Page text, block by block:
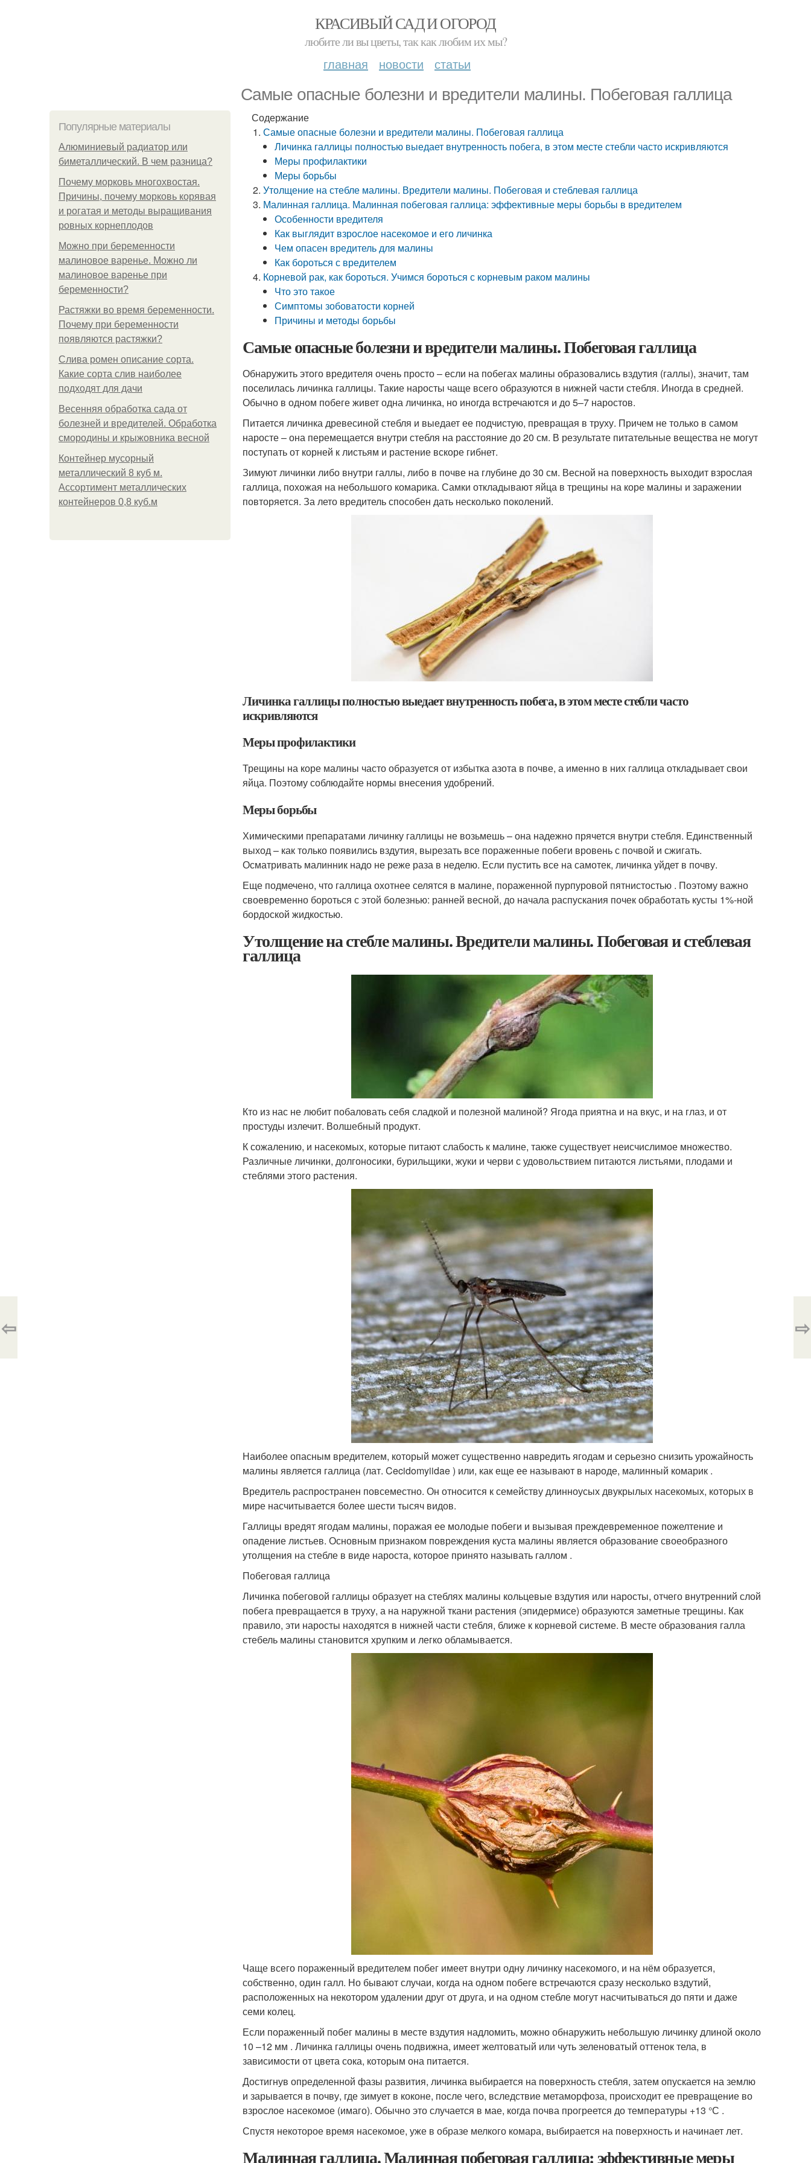
КРАСИВЫЙ САД И ОГОРОД
любите ли вы цветы, так как любим их мы?
главная новости статьи
Самые опасные болезни и вредители малины. Побеговая галлица
Популярные материалы
Алюминиевый радиатор или
биметаллический. В чем разница?
Почему морковь многохвостая.
Причины, почему морковь корявая
и рогатая и методы выращивания
ровных корнеплодов
Можно при беременности
малиновое варенье. Можно ли
малиновое варенье при
беременности?
Растяжки во время беременности.
Почему при беременности
появляются растяжки?
Слива ромен описание сорта.
Какие сорта слив наиболее
подходят для дачи
Весенняя обработка сада от
болезней и вредителей. Обработка
смородины и крыжовника весной
Контейнер мусорный
металлический 8 куб м.
Ассортимент металлических
контейнеров 0,8 куб.м
Содержание
Самые опасные болезни и вредители малины. Побеговая галлица
Личинка галлицы полностью выедает внутренность побега, в этом месте стебли часто искривляются
Меры профилактики
Меры борьбы
Утолщение на стебле малины. Вредители малины. Побеговая и стеблевая галлица
Малинная галлица. Малинная побеговая галлица: эффективные меры борьбы в вредителем
Особенности вредителя
Как выглядит взрослое насекомое и его личинка
Чем опасен вредитель для малины
Как бороться с вредителем
Корневой рак, как бороться. Учимся бороться с корневым раком малины
Что это такое
Симптомы зобоватости корней
Причины и методы борьбы
Самые опасные болезни и вредители малины. Побеговая галлица
Обнаружить этого вредителя очень просто – если на побегах малины образовались вздутия (галлы), значит, там
поселилась личинка галлицы. Такие наросты чаще всего образуются в нижней части стебля. Иногда в средней.
Обычно в одном побеге живет одна личинка, но иногда встречаются и до 5–7 наростов.
Питается личинка древесиной стебля и выедает ее подчистую, превращая в труху. Причем не только в самом
наросте – она перемещается внутри стебля на расстояние до 20 см. В результате питательные вещества не могут
поступать от корней к листьям и растение вскоре гибнет.
Зимуют личинки либо внутри галлы, либо в почве на глубине до 30 см. Весной на поверхность выходит взрослая
галлица, похожая на небольшого комарика. Самки откладывают яйца в трещины на коре малины и заражении
повторяется. За лето вредитель способен дать несколько поколений.
Личинка галлицы полностью выедает внутренность побега, в этом месте стебли часто
искривляются
Меры профилактики
Трещины на коре малины часто образуется от избытка азота в почве, а именно в них галлица откладывает свои
яйца. Поэтому соблюдайте нормы внесения удобрений.
Меры борьбы
Химическими препаратами личинку галлицы не возьмешь – она надежно прячется внутри стебля. Единственный
выход – как только появились вздутия, вырезать все пораженные побеги вровень с почвой и сжигать.
Осматривать малинник надо не реже раза в неделю. Если пустить все на самотек, личинка уйдет в почву.
Еще подмечено, что галлица охотнее селятся в малине, пораженной пурпуровой пятнистостью . Поэтому важно
своевременно бороться с этой болезнью: ранней весной, до начала распускания почек обработать кусты 1%-ной
бордоской жидкостью.
Утолщение на стебле малины. Вредители малины. Побеговая и стеблевая
галлица
Кто из нас не любит побаловать себя сладкой и полезной малиной? Ягода приятна и на вкус, и на глаз, и от
простуды излечит. Волшебный продукт.
К сожалению, и насекомых, которые питают слабость к малине, также существует неисчислимое множество.
Различные личинки, долгоносики, бурильщики, жуки и черви с удовольствием питаются листьями, плодами и
стеблями этого растения.
Наиболее опасным вредителем, который может существенно навредить ягодам и серьезно снизить урожайность
малины является галлица (лат. Cecidomyiidae ) или, как еще ее называют в народе, малинный комарик .
Вредитель распространен повсеместно. Он относится к семейству длинноусых двукрылых насекомых, которых в
мире насчитывается более шести тысяч видов.
Галлицы вредят ягодам малины, поражая ее молодые побеги и вызывая преждевременное пожелтение и
опадение листьев. Основным признаком повреждения куста малины является образование своеобразного
утолщения на стебле в виде нароста, которое принято называть галлом .
Побеговая галлица
Личинка побеговой галлицы образует на стеблях малины кольцевые вздутия или наросты, отчего внутренний слой
побега превращается в труху, а на наружной ткани растения (эпидермисе) образуются заметные трещины. Как
правило, эти наросты находятся в нижней части стебля, ближе к корневой системе. В месте образования галла
стебель малины становится хрупким и легко обламывается.
Чаще всего пораженный вредителем побег имеет внутри одну личинку насекомого, и на нём образуется,
собственно, один галл. Но бывают случаи, когда на одном побеге встречаются сразу несколько вздутий,
расположенных на некотором удалении друг от друга, и на одном стебле могут насчитываться до пяти и даже
семи колец.
Если пораженный побег малины в месте вздутия надломить, можно обнаружить небольшую личинку длиной около
10 –12 мм . Личинка галлицы очень подвижна, имеет желтоватый или чуть зеленоватый оттенок тела, в
зависимости от цвета сока, которым она питается.
Достигнув определенной фазы развития, личинка выбирается на поверхность стебля, затем опускается на землю
и зарывается в почву, где зимует в коконе, после чего, вследствие метаморфоза, происходит ее превращение во
взрослое насекомое (имаго). Обычно это случается в мае, когда почва прогреется до температуры +13 °С .
Спустя некоторое время насекомое, уже в образе мелкого комара, выбирается на поверхность и начинает лет.
Малинная галлица. Малинная побеговая галлица: эффективные меры
⇦ ⇨